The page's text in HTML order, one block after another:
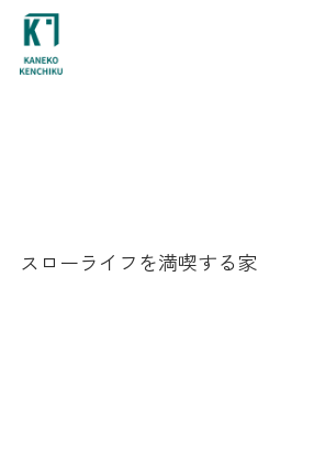
スローライフを満喫する家